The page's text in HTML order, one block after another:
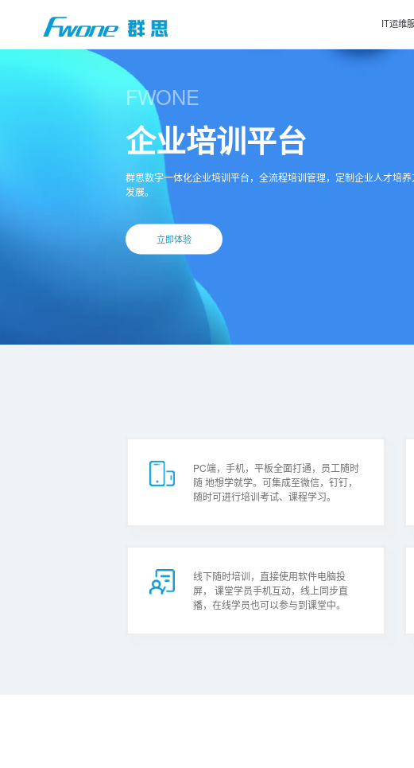
IT运维
FWONE
企业培训平台
群思数字一体化企业培训平台，全流程培训管理，定制企业人才培
发展。
立即体验
PC端，手机，平板全面打通，员工随时
随 地想学就学。可集成至微信，钉钉，
随时可进行培训考试、课程学习。
线下随时培训，直接使用软件电脑投
屏， 课堂学员手机互动，线上同步直
播，在线学员也可以参与到课堂中。